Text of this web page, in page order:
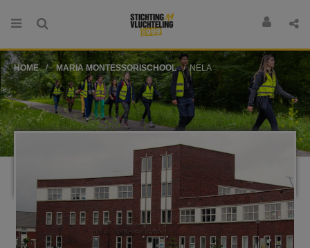
HOME MARIA MONTESSORISCHOOL NELA